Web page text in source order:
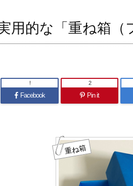
用的な「重ね箱（
Facebook
!
Pin it
2
重ね箱